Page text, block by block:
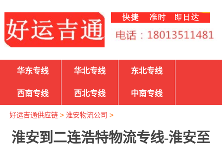
华东专线 华北专线 东北专线
西南专线 西北专线 中南专线
好运吉通供应链> 淮安物流公司 >
淮安到二连浩特物流专线-淮安至